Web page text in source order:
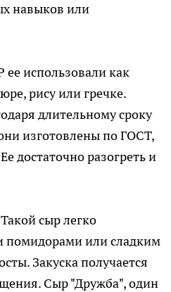
навыков или
использовали как
рису или гречке.
длительному сроку
изготовлены по ГОСТ,
достаточно разогреть и
сыр легко
помидорами или сладким
Закуска получается
Сыр "Дружба", один